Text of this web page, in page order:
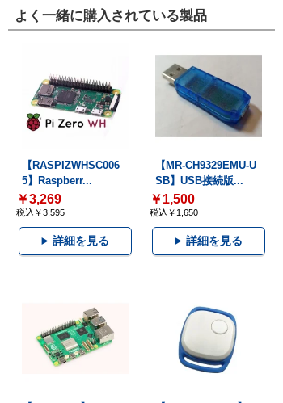
よく一緒に購入されている製品
【RASPIZWHSC006
5】Raspberr...
￥3,269
税込￥3,595
詳細を見る
【MR-CH9329EMU-U
SB】USB接続版...
￥1,500
税込￥1,650
詳細を見る